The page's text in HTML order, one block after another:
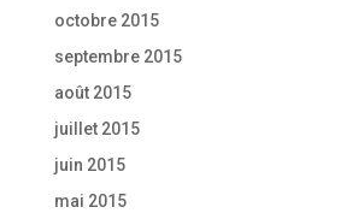
octobre 2015
septembre 2015
août 2015
juillet 2015
juin 2015
mai 2015